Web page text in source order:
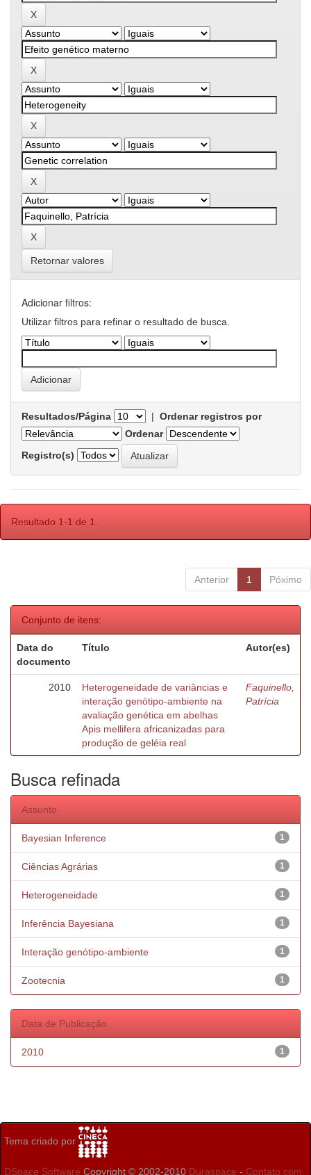
Retornar valores
Adicionar filtros:
Utilizar filtros para refinar o resultado de busca.
Resultados/Página | Ordenar registros por
Ordenar
Registro(s)
Resultado 1-1 de 1.
Anterior 1 Póximo
Conjunto de itens:
Data do
documento
Título Autor(es)
2010
Heterogeneidade de variâncias e
interação genótipo-ambiente na
avaliação genética em abelhas
Apis mellifera africanizadas para
produção de geléia real
Faquinello,
Patrícia
Busca refinada
Assunto
1
Bayesian Inference
1
Ciências Agrárias
1
Heterogeneidade
1
Inferência Bayesiana
1
Interação genótipo-ambiente
1
Zootecnia
Data de Publicação
1
2010
Tema criado por
DSpace Software Copyright © 2002-2010 Duraspace - Contato com